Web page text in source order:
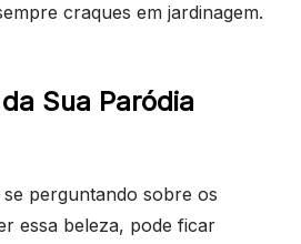
craques em jardinagem.
Sua Paródia
perguntando sobre os
essa beleza, pode ficar